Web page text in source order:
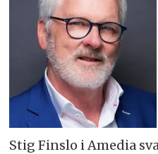
Stig Finslo i Amedia